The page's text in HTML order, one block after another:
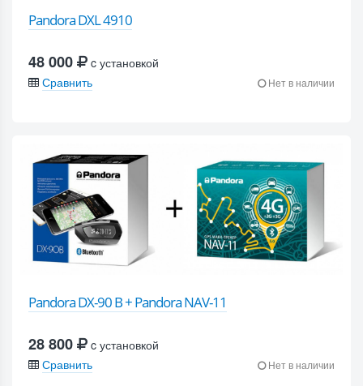
Pandora DXL 4910
48 000
c установкой
Сравнить
Нет в наличии
Pandora DX-90 B + Pandora NAV-11
28 800
c установкой
Сравнить
Нет в наличии